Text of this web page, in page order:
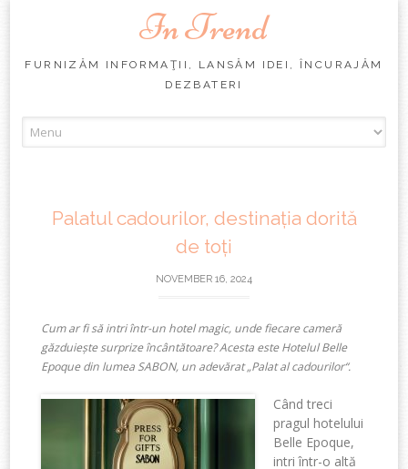
In Trend
FURNIZĂM INFORMAŢII, LANSĂM IDEI, ÎNCURAJĂM
DEZBATERI
to
Palatul cadourilor, destinația dorită
de toți
NOVEMBER 16, 2024
Cum ar fi să intri într-un hotel magic, unde fiecare cameră
găzduiește surprize încântătoare? Acesta este Hotelul Belle
Epoque din lumea SABON, un adevărat „Palat al cadourilor“.
Când treci
pragul hotelului
Belle Epoque,
intri într-o altă